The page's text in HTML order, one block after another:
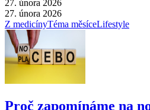
27. února 2026
27. února 2026
Z medicínyTéma měsíceLifestyle
Proč zapomínáme na